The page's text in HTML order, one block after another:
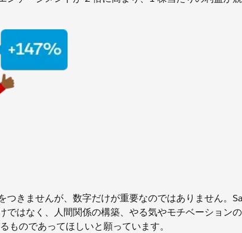
きませんが、数字だけが重要なのではありません。
はなく、人間関係の構築、やる気やモチベーション
ものであってほしいと願っています。